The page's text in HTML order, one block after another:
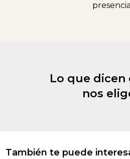
Lo que dicen
nos
También te puede